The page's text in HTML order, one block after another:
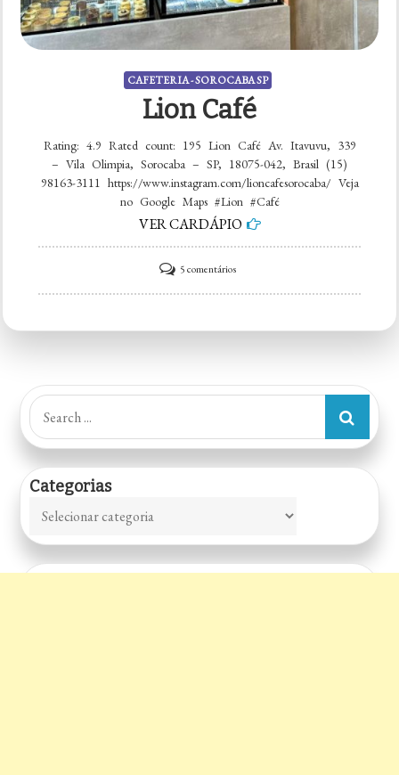
CAFETERIA - SOROCABA SP
Lion Café
Rating: 4.9 Rated count: 195 Lion Café Av. Itavuvu, 339
– Vila Olimpia, Sorocaba – SP, 18075-042, Brasil (15)
98163-3111 https://www.instagram.com/lioncafesorocaba/ Veja
no Google Maps #Lion #Café
VER CARDÁPIO
5 comentáriosem
Lion
Search
for:
Categorias
Categorias